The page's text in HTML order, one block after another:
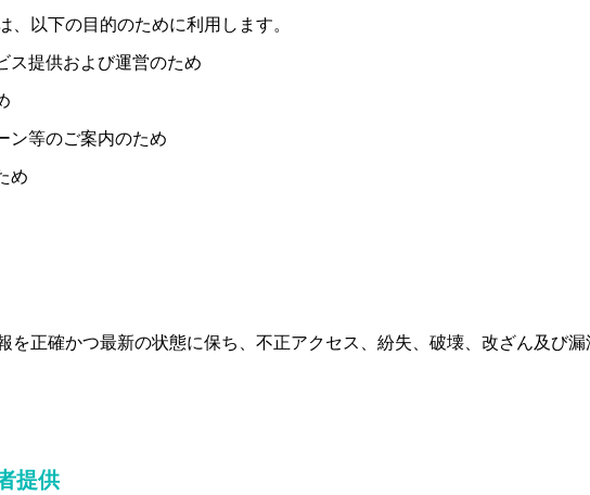
、以下の目的のために利用します。
ス提供および運営のため
ン等のご案内のため
め
を正確かつ最新の状態に保ち、不正アクセス、紛失、破壊、改ざん及び
提供